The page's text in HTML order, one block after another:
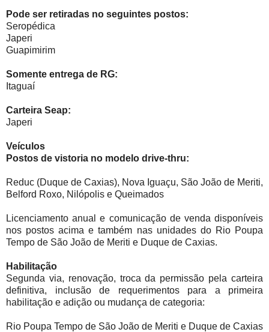
Pode ser retiradas no seguintes postos:
Seropédica
Japeri
Guapimirim
Somente entrega de RG:
Itaguaí
Carteira Seap:
Japeri
Veículos
Postos de vistoria no modelo drive-thru:
Reduc (Duque de Caxias), Nova Iguaçu, São João de Meriti,
Belford Roxo, Nilópolis e Queimados
Licenciamento anual e comunicação de venda disponíveis
nos postos acima e também nas unidades do Rio Poupa
Tempo de São João de Meriti e Duque de Caxias.
Habilitação
Segunda via, renovação, troca da permissão pela carteira
definitiva, inclusão de requerimentos para a primeira
habilitação e adição ou mudança de categoria:
Rio Poupa Tempo de São João de Meriti e Duque de Caxias